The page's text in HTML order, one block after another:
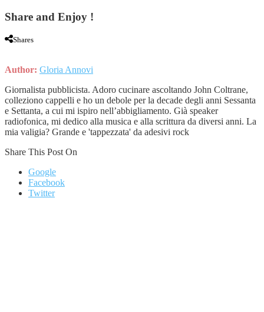
Share and Enjoy !
Shares
Author: Gloria Annovi
Giornalista pubblicista. Adoro cucinare ascoltando John Coltrane,
colleziono cappelli e ho un debole per la decade degli anni Sessanta
e Settanta, a cui mi ispiro nell’abbigliamento. Già speaker
radiofonica, mi dedico alla musica e alla scrittura da diversi anni. La
mia valigia? Grande e 'tappezzata' da adesivi rock
Share This Post On
Google
Facebook
Twitter